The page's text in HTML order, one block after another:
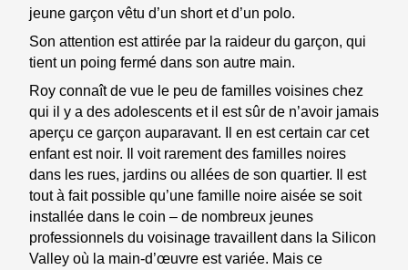
jeune garçon vêtu d’un short et d’un polo.
Son attention est attirée par la raideur du garçon, qui
tient un poing fermé dans son autre main.
Roy connaît de vue le peu de familles voisines chez
qui il y a des adolescents et il est sûr de n’avoir jamais
aperçu ce garçon auparavant. Il en est certain car cet
enfant est noir. Il voit rarement des familles noires
dans les rues, jardins ou allées de son quartier. Il est
tout à fait possible qu’une famille noire aisée se soit
installée dans le coin – de nombreux jeunes
professionnels du voisinage travaillent dans la Silicon
Valley où la main-d’œuvre est variée. Mais ce